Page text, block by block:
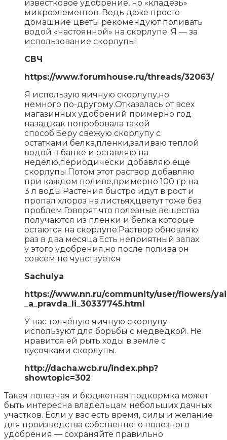
известковое удобрение, но «кладезь»
микроэлементов. Ведь даже просто
домашние цветы рекомендуют поливать
водой «настоянной» на скорлупе. Я — за
использование скорлупы!
СВЧ
https://www.forumhouse.ru/threads/32063/
Я использую яичную скорлупу,но
немного по-другому.Отказалась от всех
магазинных удобрений примерно год
назад,как попробовала такой
способ.Беру свежую скорлупу с
остатками белка,пленки,заливаю теплой
водой в банке и оставляю на
неделю,периодически добавляю еще
скорлупы.Потом этот раствор добавляю
при каждом поливе,примерно 100 гр на
3 л воды.Растения быстро идут в рост и
пропал хлороз на листьях,цветут тоже без
проблем.Говорят что полезные вещества
получаются из пленки и белка которые
остаются на скорлупе.Раствор обновляю
раз в два месяца.Есть неприятный запах
у этого удобрения,но после полива он
совсем не чувствуется
Sachulya
https://www.nn.ru/community/user/flowers/
_a_pravda_li_30337745.html
У нас толчёную яичную скорлупу
используют для борьбы с медведкой. Не
нравится ей рыть ходы в земле с
кусочками скорлупы.
http://dacha.wcb.ru/index.php?
showtopic=302
Такая полезная и бюджетная подкормка может
быть интересна владельцам небольших дачных
участков. Если у вас есть время, силы и желание
для производства собственного полезного
удобрения — сохраняйте правильно